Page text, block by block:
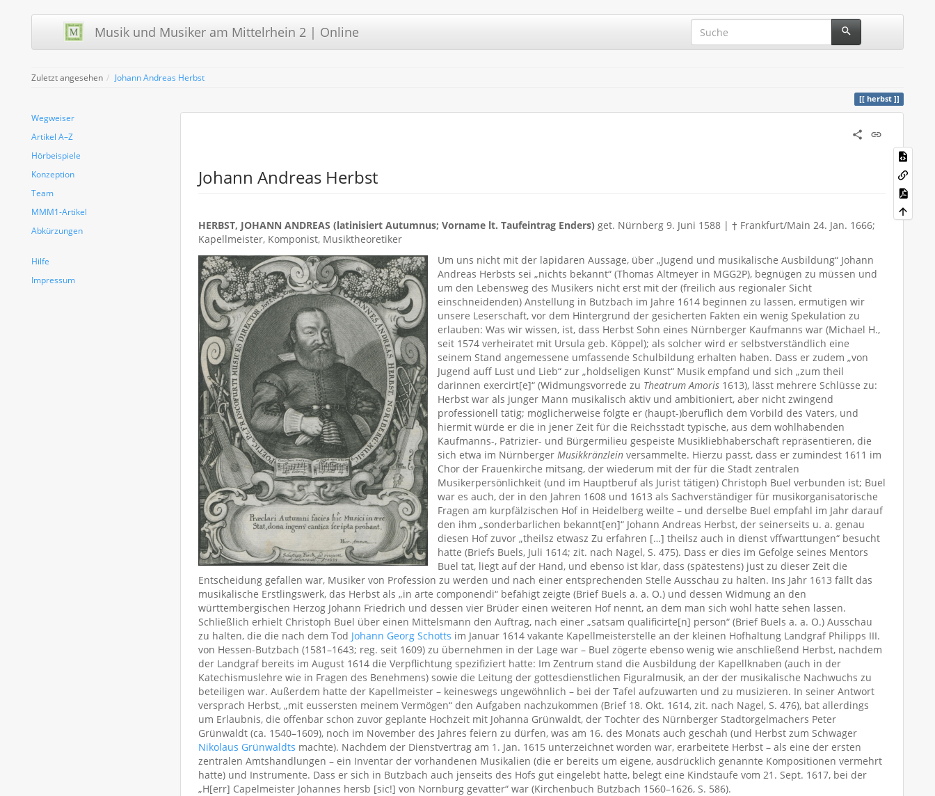
Musik und Musiker am Mittelrhein 2 | Online
Zuletzt angesehen Johann Andreas Herbst
herbst
Wegweiser
Artikel A–Z
Hörbeispiele
Konzeption
Team
MMM1-Artikel
Abkürzungen
Hilfe
Impressum
Johann Andreas Herbst
HERBST, JOHANN ANDREAS (latinisiert Autumnus; Vorname lt. Taufeintrag Enders) get. Nürnberg 9. Juni 1588 | † Frankfurt/Main 24. Jan. 1666;
Kapellmeister, Komponist, Musiktheoretiker
Um uns nicht mit der lapidaren Aussage, über „Jugend und musikalische Ausbildung“ Johann
Andreas Herbsts sei „nichts bekannt“ (Thomas Altmeyer in MGG2P), begnügen zu müssen und
um den Lebensweg des Musikers nicht erst mit der (freilich aus regionaler Sicht
einschneidenden) Anstellung in Butzbach im Jahre 1614 beginnen zu lassen, ermutigen wir
unsere Leserschaft, vor dem Hintergrund der gesicherten Fakten ein wenig Spekulation zu
erlauben: Was wir wissen, ist, dass Herbst Sohn eines Nürnberger Kaufmanns war (Michael H.,
seit 1574 verheiratet mit Ursula geb. Köppel); als solcher wird er selbstverständlich eine
seinem Stand angemessene umfassende Schulbildung erhalten haben. Dass er zudem „von
Jugend auff Lust und Lieb“ zur „holdseligen Kunst“ Musik empfand und sich „zum theil
darinnen exercirt[e]“ (Widmungsvorrede zu Theatrum Amoris 1613), lässt mehrere Schlüsse zu:
Herbst war als junger Mann musikalisch aktiv und ambitioniert, aber nicht zwingend
professionell tätig; möglicherweise folgte er (haupt-)beruflich dem Vorbild des Vaters, und
hiermit würde er die in jener Zeit für die Reichsstadt typische, aus dem wohlhabenden
Kaufmanns-, Patrizier- und Bürgermilieu gespeiste Musikliebhaberschaft repräsentieren, die
sich etwa im Nürnberger Musikkränzlein versammelte. Hierzu passt, dass er zumindest 1611 im
Chor der Frauenkirche mitsang, der wiederum mit der für die Stadt zentralen
Musikerpersönlichkeit (und im Hauptberuf als Jurist tätigen) Christoph Buel verbunden ist; Buel
war es auch, der in den Jahren 1608 und 1613 als Sachverständiger für musikorganisatorische
Fragen am kurpfälzischen Hof in Heidelberg weilte – und derselbe Buel empfahl im Jahr darauf
den ihm „sonderbarlichen bekannt[en]“ Johann Andreas Herbst, der seinerseits u. a. genau
diesen Hof zuvor „theilsz etwasz Zu erfahren […] theilsz auch in dienst vffwarttungen“ besucht
hatte (Briefs Buels, Juli 1614; zit. nach Nagel, S. 475). Dass er dies im Gefolge seines Mentors
Buel tat, liegt auf der Hand, und ebenso ist klar, dass (spätestens) just zu dieser Zeit die
Entscheidung gefallen war, Musiker von Profession zu werden und nach einer entsprechenden Stelle Ausschau zu halten. Ins Jahr 1613 fällt das
musikalische Erstlingswerk, das Herbst als „in arte componendi“ befähigt zeigte (Brief Buels a. a. O.) und dessen Widmung an den
württembergischen Herzog Johann Friedrich und dessen vier Brüder einen weiteren Hof nennt, an dem man sich wohl hatte sehen lassen.
Schließlich erhielt Christoph Buel über einen Mittelsmann den Auftrag, nach einer „satsam qualificirte[n] person“ (Brief Buels a. a. O.) Ausschau
zu halten, die die nach dem Tod Johann Georg Schotts im Januar 1614 vakante Kapellmeisterstelle an der kleinen Hofhaltung Landgraf Philipps III.
von Hessen-Butzbach (1581–1643; reg. seit 1609) zu übernehmen in der Lage war – Buel zögerte ebenso wenig wie anschließend Herbst, nachdem
der Landgraf bereits im August 1614 die Verpflichtung spezifiziert hatte: Im Zentrum stand die Ausbildung der Kapellknaben (auch in der
Katechismuslehre wie in Fragen des Benehmens) sowie die Leitung der gottesdienstlichen Figuralmusik, an der der musikalische Nachwuchs zu
beteiligen war. Außerdem hatte der Kapellmeister – keineswegs ungewöhnlich – bei der Tafel aufzuwarten und zu musizieren. In seiner Antwort
versprach Herbst, „mit eussersten meinem Vermögen“ den Aufgaben nachzukommen (Brief 18. Okt. 1614, zit. nach Nagel, S. 476), bat allerdings
um Erlaubnis, die offenbar schon zuvor geplante Hochzeit mit Johanna Grünwaldt, der Tochter des Nürnberger Stadtorgelmachers Peter
Grünwaldt (ca. 1540–1609), noch im November des Jahres feiern zu dürfen, was am 16. des Monats auch geschah (und Herbst zum Schwager
Nikolaus Grünwaldts machte). Nachdem der Dienstvertrag am 1. Jan. 1615 unterzeichnet worden war, erarbeitete Herbst – als eine der ersten
zentralen Amtshandlungen – ein Inventar der vorhandenen Musikalien (die er bereits um eigene, ausdrücklich genannte Kompositionen vermehrt
hatte) und Instrumente. Dass er sich in Butzbach auch jenseits des Hofs gut eingelebt hatte, belegt eine Kindstaufe vom 21. Sept. 1617, bei der
„H[err] Capelmeister Johannes hersb [sic!] von Nornburg gevatter“ war (Kirchenbuch Butzbach 1560–1626, S. 586).